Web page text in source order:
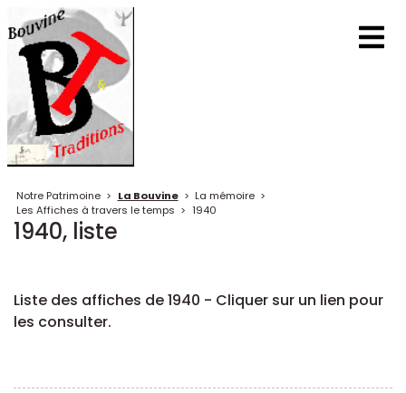
Notre Patrimoine > La Bouvine > La mémoire >
Les Affiches à travers le temps > 1940
1940, liste
Liste des affiches de 1940 - Cliquer sur un lien pour
les consulter.